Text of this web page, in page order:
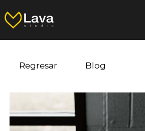
Regresar Blog